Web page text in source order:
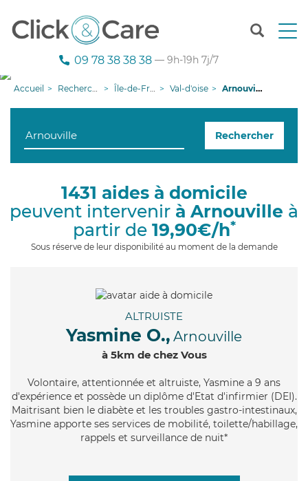
T
n
g
i
09 78 38 38 38 — 9h-19h 7j/7
Accueil Recherche aide à domicile Île-de-France Val-d'oise Arnouville
Rechercher
1431 aides à domicile
peuvent intervenir à Arnouville à
partir de 19,90€/h*
Sous réserve de leur disponibilité au moment de la demande
ALTRUISTE
Yasmine O., Arnouville
à 5km de chez Vous
Volontaire, attentionnée et altruiste, Yasmine a 9 ans
d'expérience et possède un diplôme d'Etat d'infirmier (DEI).
Maitrisant bien le diabète et les troubles gastro-intestinaux,
Yasmine apporte ses services de mobilité, toilette/habillage,
rappels et surveillance de nuit*